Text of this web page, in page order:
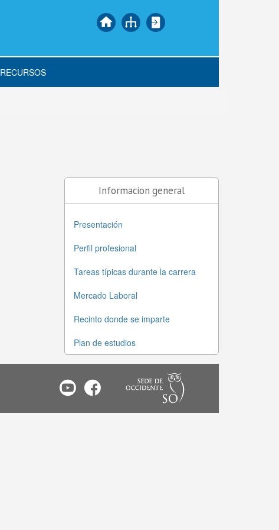
RECURSOS
Informacion general
Presentación
Perfil profesional
Tareas típicas durante la carrera
Mercado Laboral
Recinto donde se imparte
Plan de estudios